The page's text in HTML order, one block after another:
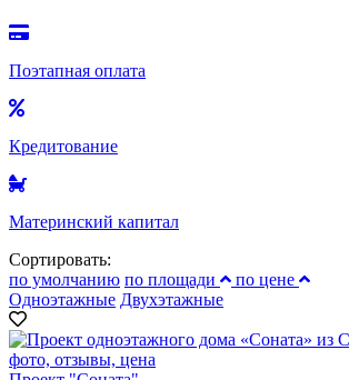
Поэтапная оплата
Кредитование
Материнский капитал
Сортировать:
по умолчанию по площади
по цене
Одноэтажные Двухэтажные